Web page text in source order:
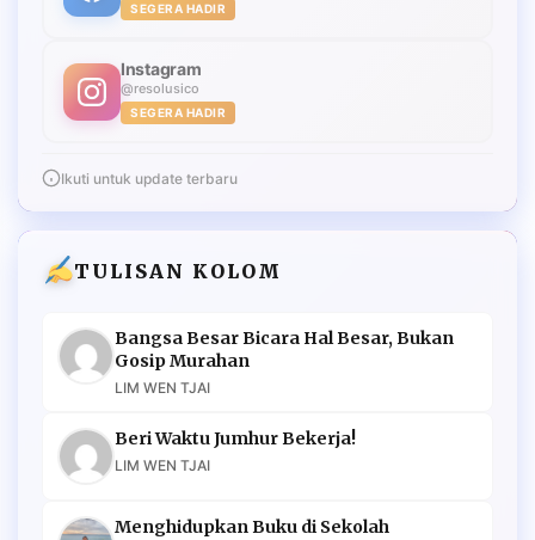
SEGERA HADIR
Instagram
@resolusico
SEGERA HADIR
Ikuti untuk update terbaru
TULISAN KOLOM
Bangsa Besar Bicara Hal Besar, Bukan
Gosip Murahan
LIM WEN TJAI
Beri Waktu Jumhur Bekerja!
LIM WEN TJAI
Menghidupkan Buku di Sekolah